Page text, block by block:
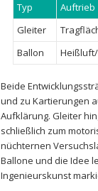
Typ Auftrieb
Gleiter
Ballon
Beide
und zu Kartierungen
Aufklärung. ⁣Gleiter
schließlich zum
nüchternen
Ballone⁢ und die Idee
Ingenieurskunst